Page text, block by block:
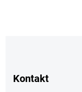
Kontakt